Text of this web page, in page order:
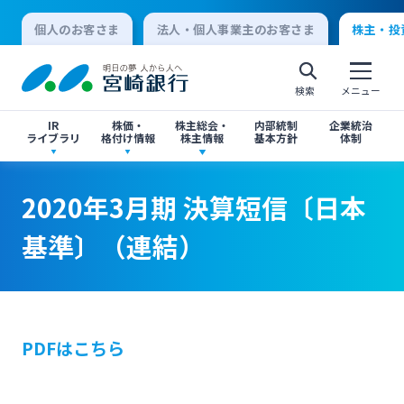
個人のお客さま 法人・個人事業主のお客さま 株主・
検索 メニュー
IR
ライブラリ
株価・
格付け情報
株主総会・
株主情報
内部統制
基本方針
企業統治
体制
決算短信
有価証券報告書・四半期報告書
株価情報
格付け情報
株主総会のご案内
中間配当のご案内
2020年3月期 決算短信〔日本基準〕（連結）
2020年3月期 決算短信〔日本基準〕（連結）
個人向けインターネットバンキング
ログオン
法人向けインターネットバンキング
2020年3月期 決算短信〔日本
基準〕（連結）
PDFはこちら